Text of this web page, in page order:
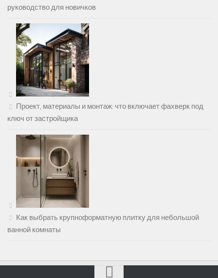
руководство для новичков
Проект, материалы и монтаж: что включает фахверк под
ключ от застройщика
Как выбрать крупноформатную плитку для небольшой
ванной комнаты